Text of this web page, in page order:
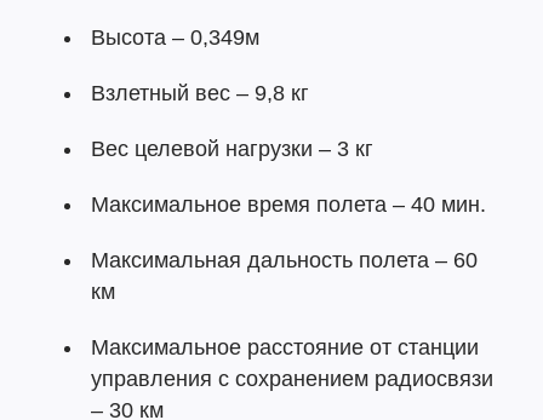
Высота – 0,349м
Взлетный вес – 9,8 кг
Вес целевой нагрузки – 3 кг
Максимальное время полета – 40 мин.
Максимальная дальность полета – 60
км
Максимальное расстояние от станции
управления с сохранением радиосвязи
– 30 км